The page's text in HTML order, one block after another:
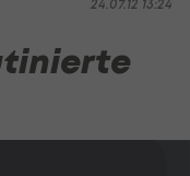
24.07.12 13:24